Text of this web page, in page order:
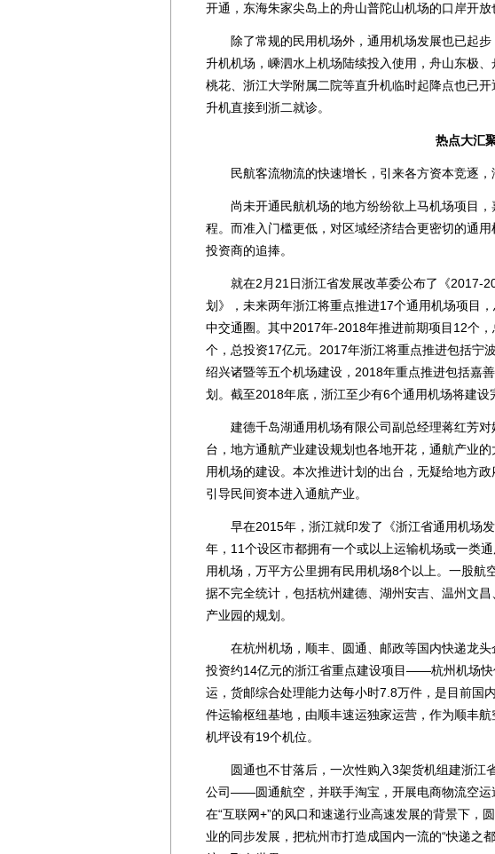
开通，东海朱家尖岛上的舟山普陀山机场的口岸开放
除了常规的民用机场外，通用机场发展也已起步
升机机场，嵊泗水上机场陆续投入使用，舟山东极
桃花、浙江大学附属二院等直升机临时起降点也已
升机直接到浙二就诊。
热点大汇
民航客流物流的快速增长，引来各方资本竞逐，
尚未开通民航机场的地方纷纷欲上马机场项目，
程。而准入门槛更低，对区域经济结合更密切的通
投资商的追捧。
就在2月21日浙江省发展改革委公布了《2017-
划》，未来两年浙江将重点推进17个通用机场项目
中交通圈。其中2017年-2018年推进前期项目12个
个，总投资17亿元。2017年浙江将重点推进包括宁
绍兴诸暨等五个机场建设，2018年重点推进包括嘉
划。截至2018年底，浙江至少有6个通用机场将建设
建德千岛湖通用机场有限公司副总经理蒋红芳对
台，地方通航产业建设规划也各地开花，通航产业
用机场的建设。本次推进计划的出台，无疑给地方
引导民间资本进入通航产业。
早在2015年，浙江就印发了《浙江省通用机场发
年，11个设区市都拥有一个或以上运输机场或一类
用机场，万平方公里拥有民用机场8个以上。一股航
据不完全统计，包括杭州建德、湖州安吉、温州文
产业园的规划。
在杭州机场，顺丰、圆通、邮政等国内快递龙头
投资约14亿元的浙江省重点建设项目——杭州机场
运，货邮综合处理能力达每小时7.8万件，是目前国
件运输枢纽基地，由顺丰速运独家运营，作为顺丰
机坪设有19个机位。
圆通也不甘落后，一次性购入3架货机组建浙江
公司——圆通航空，并联手淘宝，开展电商物流空运
在“互联网+”的风口和速递行业高速发展的背景下，
业的同步发展，把杭州市打造成国内一流的“快递之